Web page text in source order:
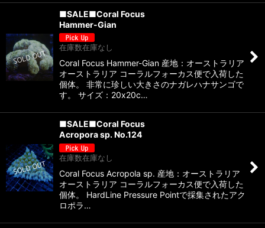
■SALE■Coral Focus
Hammer-Gian
在庫数在庫なし
Coral Focus Hammer-Gian 産地：オーストラリア
オーストラリア コーラルフォーカス便で入荷した
個体。 非常に珍しい大きさのナガレハナサンゴで
す。 サイズ：20x20c…
■SALE■Coral Focus
Acropora sp. No.124
在庫数在庫なし
Coral Focus Acropola sp. 産地：オーストラリア
オーストラリア コーラルフォーカス便で入荷した
個体。 HardLine Pressure Pointで採集されたアク
ロポラ…